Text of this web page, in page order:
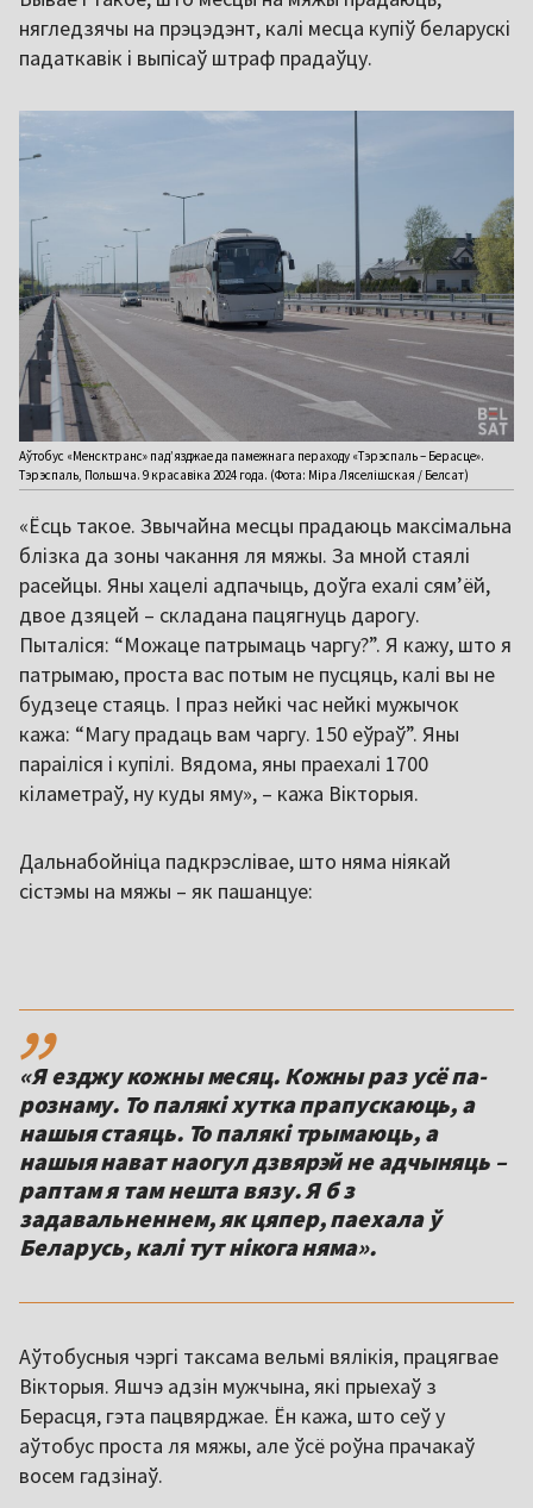
нягледзячы на прэцэдэнт, калі месца купіў беларускі
падаткавік і выпісаў штраф прадаўцу.
Аўтобус «Менсктранс» пад’язджае да памежнага пераходу «Тэрэспаль – Берасце».
Тэрэспаль, Польшча. 9 красавіка 2024 года. (Фота: Міра Ляселішская / Белсат)
«Ёсць такое. Звычайна месцы прадаюць максімальна
блізка да зоны чакання ля мяжы. За мной стаялі
расейцы. Яны хацелі адпачыць, доўга ехалі сям’ёй,
двое дзяцей – складана пацягнуць дарогу.
Пыталіся: “Можаце патрымаць чаргу?”. Я кажу, што я
патрымаю, проста вас потым не пусцяць, калі вы не
будзеце стаяць. І праз нейкі час нейкі мужычок
кажа: “Магу прадаць вам чаргу. 150 еўраў”. Яны
параіліся і купілі. Вядома, яны праехалі 1700
кіламетраў, ну куды яму», – кажа Вікторыя.
Дальнабойніца падкрэслівае, што няма ніякай
сістэмы на мяжы – як пашанцуе:
,,
«Я езджу кожны месяц. Кожны раз усё па-
рознаму. То палякі хутка прапускаюць, а
нашыя стаяць. То палякі трымаюць, а
нашыя нават наогул дзвярэй не адчыняць –
раптам я там нешта вязу. Я б з
задавальненнем, як цяпер, паехала ў
Беларусь, калі тут нікога няма».
Аўтобусныя чэргі таксама вельмі вялікія, працягвае
Вікторыя. Яшчэ адзін мужчына, які прыехаў з
Берасця, гэта пацвярджае. Ён кажа, што сеў у
аўтобус проста ля мяжы, але ўсё роўна прачакаў
восем гадзінаў.